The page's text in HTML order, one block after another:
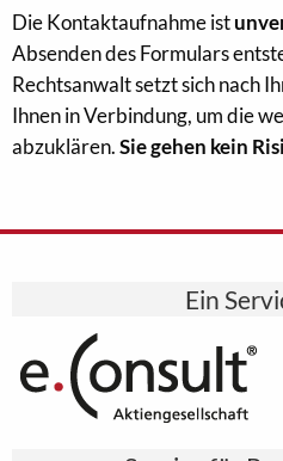
Die Kontaktaufnahme ist
Absenden des Formulars
Rechtsanwalt setzt sich nach
Ihnen in Verbindung, um die
abzuklären.Sie gehen kein
Ein